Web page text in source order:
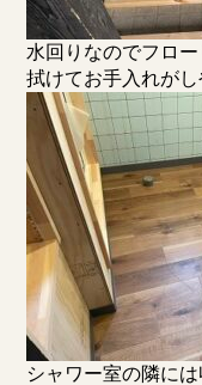
水回りなのでフロ
拭けてお手入れがし
シャワー室の隣に